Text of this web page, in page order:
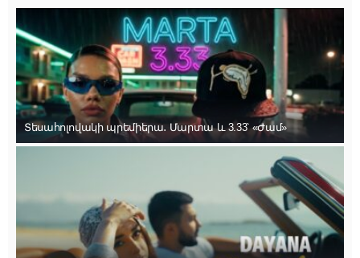
Տեսահոլովակի պրեմիերա․ Մարտա և 3.33՝ «Ժամ»